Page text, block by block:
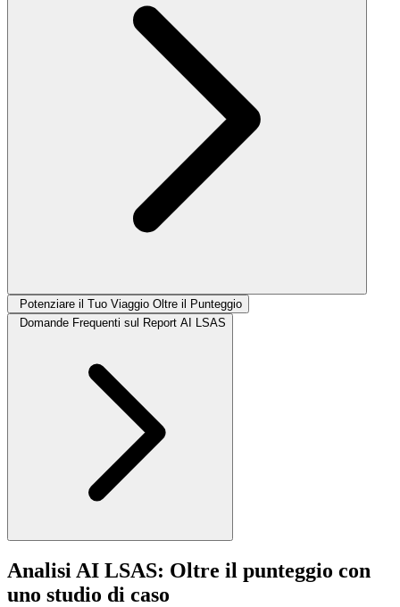
Potenziare il Tuo Viaggio Oltre il Punteggio
Domande Frequenti sul Report AI LSAS
Analisi AI LSAS: Oltre il punteggio con
uno studio di caso